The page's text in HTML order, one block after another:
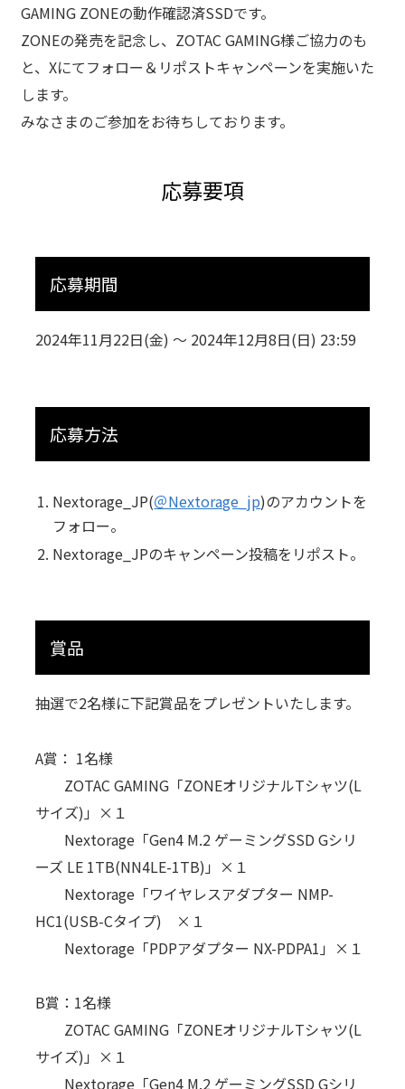
GAMING ZONEの動作確認済SSDです。
ZONEの発売を記念し、ZOTAC GAMING様ご協力のも
と、Xにてフォロー＆リポストキャンペーンを実施いた
します。
みなさまのご参加をお待ちしております。
応募要項
応募期間
2024年11月22日(金) ～ 2024年12月8日(日) 23:59
応募方法
Nextorage_JP(＠Nextorage_jp)のアカウントを
フォロー。
Nextorage_JPのキャンペーン投稿をリポスト。
賞品
抽選で2名様に下記賞品をプレゼントいたします。
A賞： 1名様
ZOTAC GAMING「ZONEオリジナルTシャツ(L
サイズ)」×１
Nextorage「Gen4 M.2 ゲーミングSSD Gシリ
ーズ LE 1TB(NN4LE-1TB)」×１
Nextorage「ワイヤレスアダプター NMP-
HC1(USB-Cタイプ) ×１
Nextorage「PDPアダプター NX-PDPA1」×１
B賞：1名様
ZOTAC GAMING「ZONEオリジナルTシャツ(L
サイズ)」×１
Nextorage「Gen4 M.2 ゲーミングSSD Gシリ